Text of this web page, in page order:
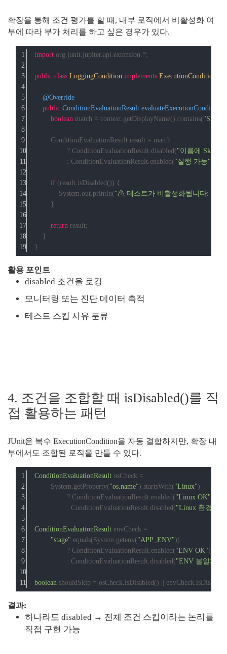
확장을 통해 조건 평가를 할 때, 내부 로직에서 비활성화 여
부에 따라 부가 처리를 하고 싶은 경우가 있다.
import org.junit.jupiter.api.extension.*;
public class LoggingCondition implements ExecutionCondition
@Override
public ConditionEvaluationResult evaluateExecutionCondition
boolean match = context.getDisplayName().contains("Skip"
        ConditionEvaluationResult result = match
                ? ConditionEvaluationResult.disabled(
"이름에 Skip이
                : ConditionEvaluationResult.enabled(
"실행 가능"
if (result.isDisabled()) {
            System.out.println(
"⚠ 테스트가 비활성화됩니다: "
        }
return result;
    }
}
활용 포인트
disabled 조건을 로깅
모니터링 또는 진단 데이터 축적
테스트 스킵 사유 분류
4. 조건을 조합할 때 isDisabled()를 직
접 활용하는 패턴
JUnit은 복수 ExecutionCondition을 자동 결합하지만, 확장 내
부에서도 조합된 로직을 만들 수 있다.
ConditionEvaluationResult osCheck =
        System.getProperty(
"os.name").startsWith("Linux")
                ? ConditionEvaluationResult.enabled(
"Linux OK"
                : ConditionEvaluationResult.disabled(
"Linux 환경 아
ConditionEvaluationResult envCheck =
"stage".equals(System.getenv("APP_ENV"))
                ? ConditionEvaluationResult.enabled(
"ENV OK")
                : ConditionEvaluationResult.disabled(
"ENV 불일치"
boolean shouldSkip = osCheck.isDisabled() ||
결과:
하나라도 disabled → 전체 조건 스킵이라는 논리를
직접 구현 가능